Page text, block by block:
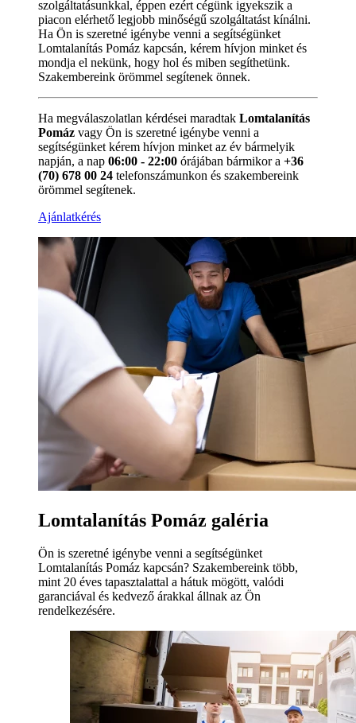
szolgáltatásunkkal, éppen ezért cégünk igyekszik a
piacon elérhető legjobb minőségű szolgáltatást kínálni.
Ha Ön is szeretné igénybe venni a segítségünket
Lomtalanítás Pomáz kapcsán, kérem hívjon minket és
mondja el nekünk, hogy hol és miben segíthetünk.
Szakembereink örömmel segítenek önnek.
Ha megválaszolatlan kérdései maradtak Lomtalanítás
Pomáz vagy Ön is szeretné igénybe venni a
segítségünket kérem hívjon minket az év bármelyik
napján, a nap 06:00 - 22:00 órájában bármikor a +36
(70) 678 00 24 telefonszámunkon és szakembereink
örömmel segítenek.
Ajánlatkérés
Lomtalanítás Pomáz galéria
Ön is szeretné igénybe venni a segítségünket
Lomtalanítás Pomáz kapcsán? Szakembereink több,
mint 20 éves tapasztalattal a hátuk mögött, valódi
garanciával és kedvező árakkal állnak az Ön
rendelkezésére.